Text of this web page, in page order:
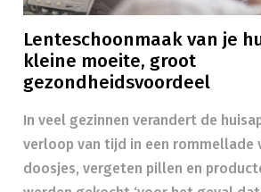
Lenteschoonmaak van je
kleine moeite, groot
gezondheidsvoordeel
In veel gezinnen verandert de
verloop van tijd in een rommellade
doosjes, vergeten pillen en